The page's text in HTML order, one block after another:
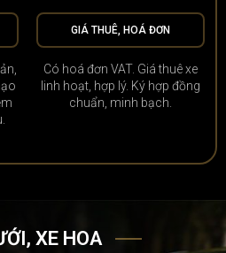
GIÁ THUÊ, HOÁ ĐƠN
Có hoá đơn VAT. Giá thuê xe
linh hoạt, hợp lý. Ký hợp đồng
chuẩn, minh bạch.
XE HOA